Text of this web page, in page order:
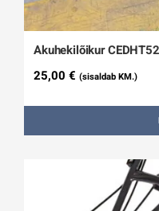
Akuhekilõikur
25,00 € (sisaldab KM.)